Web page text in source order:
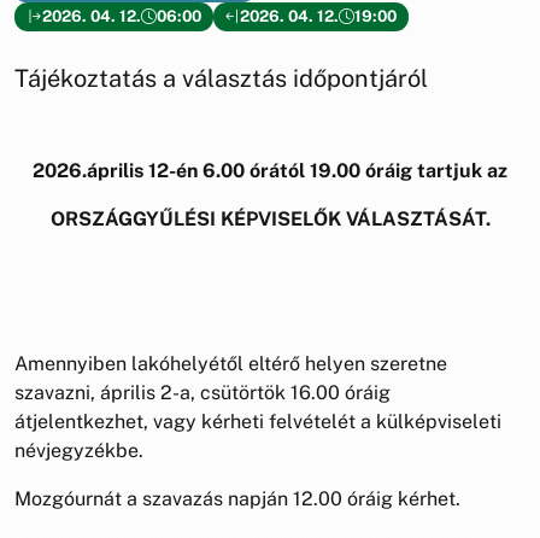
2026. 04. 12. 06:00 2026. 04. 12. 19:00
Tájékoztatás a választás időpontjáról
2026.április 12-én 6.00 órától 19.00 óráig tartjuk az
ORSZÁGGYŰLÉSI KÉPVISELŐK VÁLASZTÁSÁT.
Amennyiben lakóhelyétől eltérő helyen szeretne
szavazni, április 2-a, csütörtök 16.00 óráig
átjelentkezhet, vagy kérheti felvételét a külképviseleti
névjegyzékbe.
Mozgóurnát a szavazás napján 12.00 óráig kérhet.